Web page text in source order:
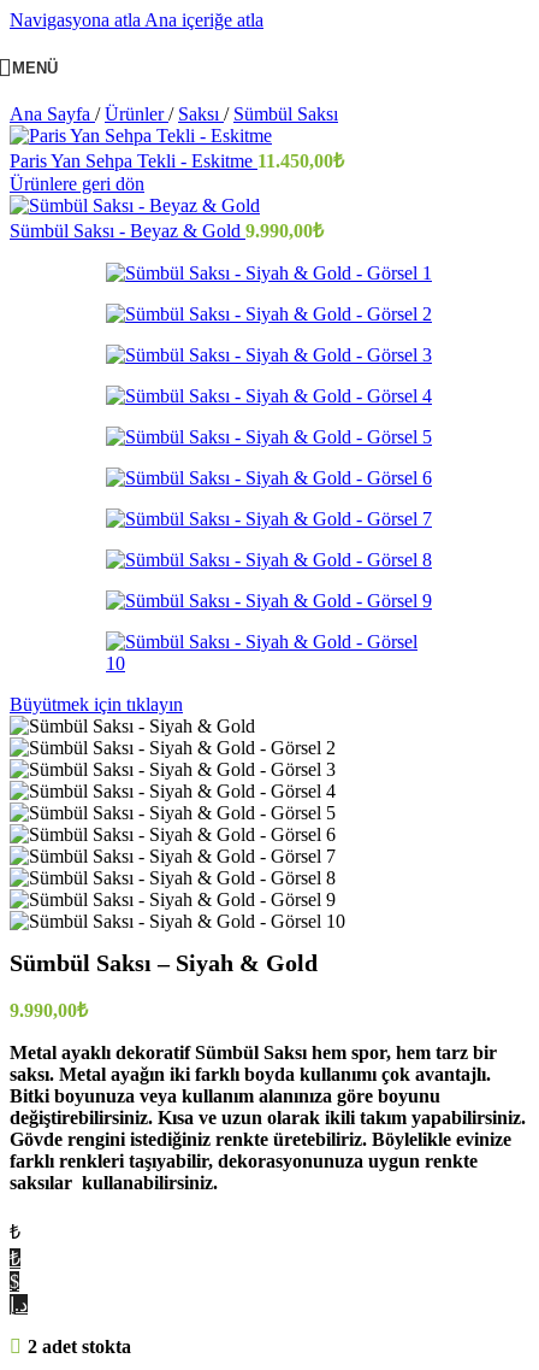
Navigasyona atla Ana içeriğe atla
MENÜ
Ana Sayfa / Ürünler/ Saksı / Sümbül Saksı
Paris Yan Sehpa Tekli - Eskitme 11.450,00₺
Ürünlere geri dön
Sümbül Saksı - Beyaz & Gold 9.990,00₺
Büyütmek için tıklayın
Sümbül Saksı – Siyah & Gold
9.990,00₺
Metal ayaklı dekoratif Sümbül Saksı hem spor, hem tarz bir
saksı. Metal ayağın iki farklı boyda kullanımı çok avantajlı.
Bitki boyunuza veya kullanım alanınıza göre boyunu
değiştirebilirsiniz. Kısa ve uzun olarak ikili takım yapabilirsiniz.
Gövde rengini istediğiniz renkte üretebiliriz. Böylelikle evinize
farklı renkleri taşıyabilir, dekorasyonunuza uygun renkte
saksılar kullanabilirsiniz.
₺
₺
$
د.إ
2 adet stokta